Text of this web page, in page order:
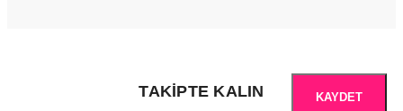
TAKIPTE KALIN KAYDET